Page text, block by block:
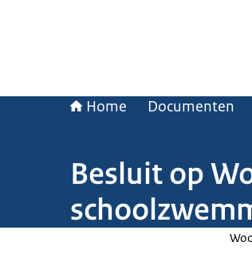
Home Documenten
Besluit op